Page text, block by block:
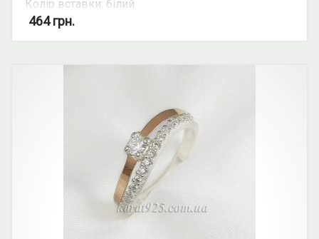
Колір вставки: білий.
Вид: з росипом каміння.
464грн.